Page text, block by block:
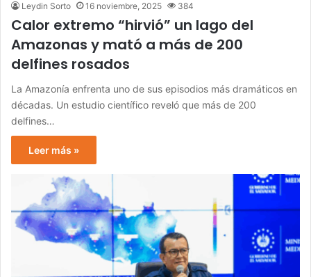
Leydin Sorto 16 noviembre, 2025 384
Calor extremo “hirvió” un lago del
Amazonas y mató a más de 200
delfines rosados
La Amazonía enfrenta uno de sus episodios más dramáticos en
décadas. Un estudio científico reveló que más de 200
delfines…
Leer más »